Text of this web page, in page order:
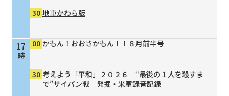
17
時
30 地車かわら版
00 かもん！おおさかもん！！８月前半号
30 考えよう「平和」２０２６ “最後の１人を殺すま
で”サイパン戦 発掘・米軍録音記録